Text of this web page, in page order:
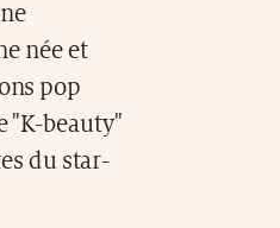
née et
pop
"K-beauty"
du star-